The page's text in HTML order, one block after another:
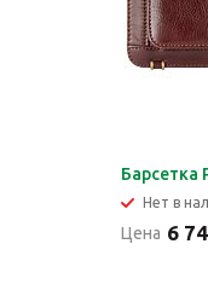
Барсетка
Нет в
Цена 6